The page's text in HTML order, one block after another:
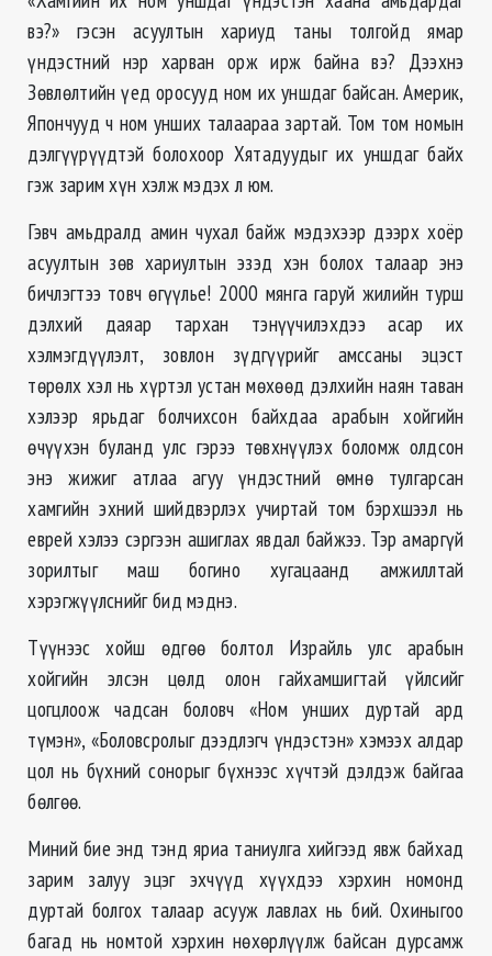
вэ?» гэсэн асуултын хариуд таны толгойд ямар
үндэстний нэр харван орж ирж байна вэ? Дээхнэ
Зөвлөлтийн үед оросууд ном их уншдаг байсан. Америк,
Япончууд ч ном унших талаараа зартай. Том том номын
дэлгүүрүүдтэй болохоор Хятадуудыг их уншдаг байх
гэж зарим хүн хэлж мэдэх л юм.
Гэвч амьдралд амин чухал байж мэдэхээр дээрх хоёр
асуултын зөв хариултын эзэд хэн болох талаар энэ
бичлэгтээ товч өгүүлье! 2000 мянга гаруй жилийн турш
дэлхий даяар тархан тэнүүчилэхдээ асар их
хэлмэгдүүлэлт, зовлон зүдгүүрийг амссаны эцэст
төрөлх хэл нь хүртэл устан мөхөөд дэлхийн наян таван
хэлээр ярьдаг болчихсон байхдаа арабын хойгийн
өчүүхэн буланд улс гэрээ төвхнүүлэх боломж олдсон
энэ жижиг атлаа агуу үндэстний өмнө тулгарсан
хамгийн эхний шийдвэрлэх учиртай том бэрхшээл нь
еврей хэлээ сэргээн ашиглах явдал байжээ. Тэр амаргүй
зорилтыг маш богино хугацаанд амжиллтай
хэрэгжүүлснийг бид мэднэ.
Түүнээс хойш өдгөө болтол Израйль улс арабын
хойгийн элсэн цөлд олон гайхамшигтай үйлсийг
цогцлоож чадсан боловч «Ном унших дуртай ард
түмэн», «Боловсролыг дээдлэгч үндэстэн» хэмээх алдар
цол нь бүхний сонорыг бүхнээс хүчтэй дэлдэж байгаа
бөлгөө.
Миний бие энд тэнд яриа таниулга хийгээд явж байхад
зарим залуу эцэг эхчүүд хүүхдээ хэрхин номонд
дуртай болгох талаар асууж лавлах нь бий. Охиныгоо
багад нь номтой хэрхин нөхөрлүүлж байсан дурсамж